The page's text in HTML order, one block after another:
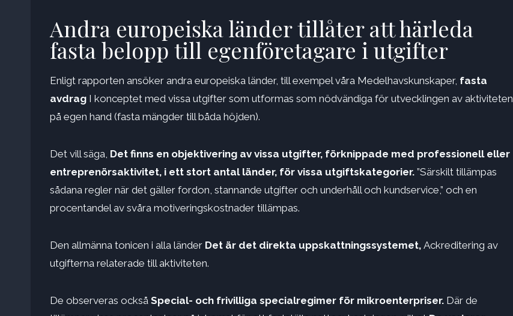
Andra europeiska länder tillåter att härleda
fasta belopp till egenföretagare i utgifter
Enligt rapporten ansöker andra europeiska länder, till exempel våra Medelhavskunskaper, fasta
avdrag I konceptet med vissa utgifter som utformas som nödvändiga för utvecklingen av aktiviteten
på egen hand (fasta mängder till båda höjden).
Det vill säga, Det finns en objektivering av vissa utgifter, förknippade med professionell eller
entreprenörsaktivitet, i ett stort antal länder, för vissa utgiftskategorier. ”Särskilt tillämpas
sådana regler när det gäller fordon, stannande utgifter och underhåll och kundservice,” och en
procentandel av svåra motiveringskostnader tillämpas.
Den allmänna tonicen i alla länder Det är det direkta uppskattningssystemet, Ackreditering av
utgifterna relaterade till aktiviteten.
De observeras också Special- och frivilliga specialregimer för mikroenterpriser. Där de